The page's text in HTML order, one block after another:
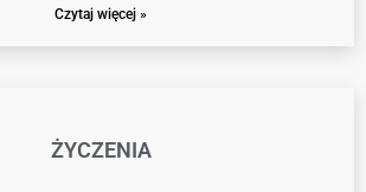
Czytaj więcej »
ŻYCZENIA